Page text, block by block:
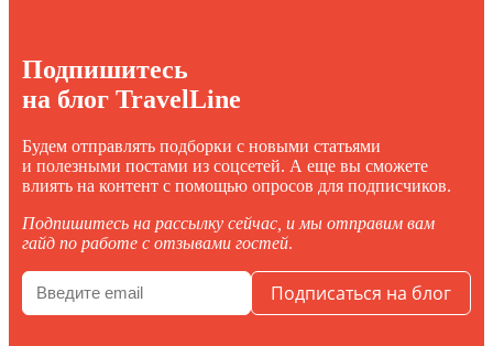
Подпишитесь
на блог TravelLine
Будем отправлять подборки с новыми статьями
и полезными постами из соцсетей. А еще вы сможете
влиять на контент с помощью опросов для подписчиков.
Подпишитесь на рассылку сейчас, и мы отправим вам
гайд по работе с отзывами гостей.